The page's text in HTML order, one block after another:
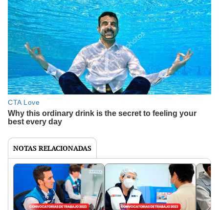
NOTAS RELACIONADAS